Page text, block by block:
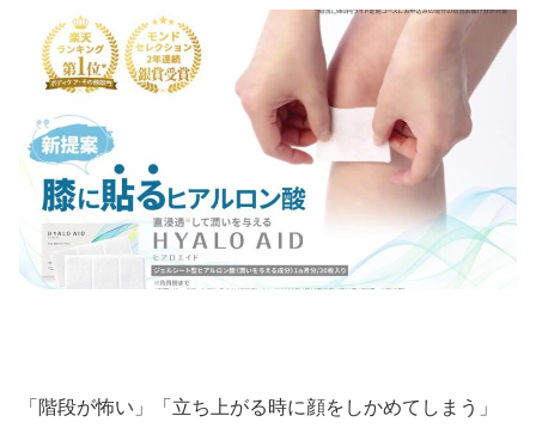
「階段が怖い」「立ち上がる時に顔をしかめてしまう」